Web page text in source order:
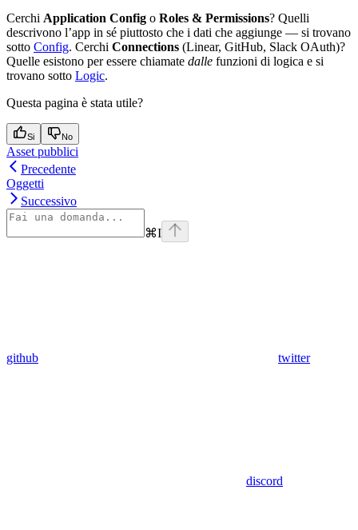
Cerchi Application Config o Roles & Permissions? Quelli
descrivono l’app in sé piuttosto che i dati che aggiunge — si trovano
sotto Config. Cerchi Connections (Linear, GitHub, Slack OAuth)?
Quelle esistono per essere chiamate dalle funzioni di logica e si
trovano sotto Logic.
Questa pagina è stata utile?
Si No
Asset pubblici
Precedente
Oggetti
Successivo
⌘I
github twitter
discord